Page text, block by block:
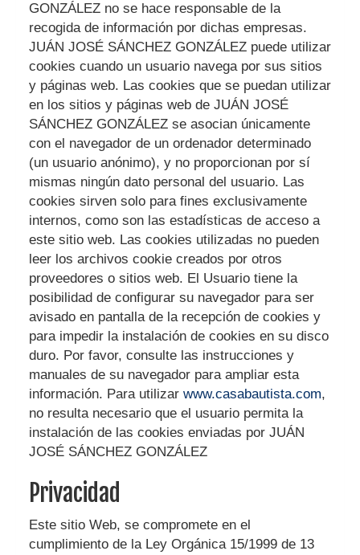
GONZÁLEZ no se hace responsable de la
recogida de información por dichas empresas.
JUÁN JOSÉ SÁNCHEZ GONZÁLEZ puede utilizar
cookies cuando un usuario navega por sus sitios
y páginas web. Las cookies que se puedan utilizar
en los sitios y páginas web de JUÁN JOSÉ
SÁNCHEZ GONZÁLEZ se asocian únicamente
con el navegador de un ordenador determinado
(un usuario anónimo), y no proporcionan por sí
mismas ningún dato personal del usuario. Las
cookies sirven solo para fines exclusivamente
internos, como son las estadísticas de acceso a
este sitio web. Las cookies utilizadas no pueden
leer los archivos cookie creados por otros
proveedores o sitios web. El Usuario tiene la
posibilidad de configurar su navegador para ser
avisado en pantalla de la recepción de cookies y
para impedir la instalación de cookies en su disco
duro. Por favor, consulte las instrucciones y
manuales de su navegador para ampliar esta
información. Para utilizar www.casabautista.com,
no resulta necesario que el usuario permita la
instalación de las cookies enviadas por JUÁN
JOSÉ SÁNCHEZ GONZÁLEZ
Privacidad
Este sitio Web, se compromete en el
cumplimiento de la Ley Orgánica 15/1999 de 13